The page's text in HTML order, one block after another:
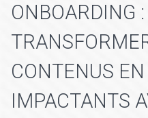
ONBOARDING
CONTENUS
IMPACTANTS